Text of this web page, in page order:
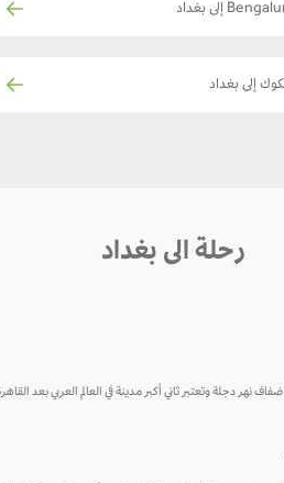
إلى بغداد
رحلة الى بغداد
مدينة في البلاد. تقع بغداد على ضفاف نهر دجلة وتعتبر ثاني أكبر مدينة في